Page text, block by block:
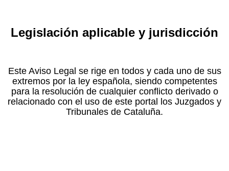
Legislación aplicable y jurisdicción
Este Aviso Legal se rige en todos y cada uno de sus
extremos por la ley española, siendo competentes
para la resolución de cualquier conflicto derivado o
relacionado con el uso de este portal los Juzgados y
Tribunales de Cataluña.